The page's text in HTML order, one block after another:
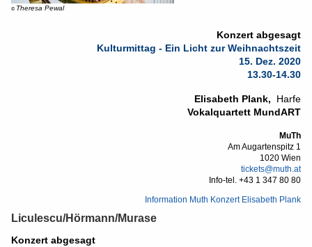
© Theresa Pewal
Konzert abgesagt
Kulturmittag - Ein Licht zur Weihnachtszeit
15. Dez. 2020
13.30-14.30
Elisabeth Plank, Harfe
Vokalquartett MundART
MuTh
Am Augartenspitz 1
1020 Wien
tickets@muth.at
Info-tel. +43 1 347 80 80
Information Muth Konzert Elisabeth Plank
Liculescu/Hörmann/Murase
Konzert abgesagt